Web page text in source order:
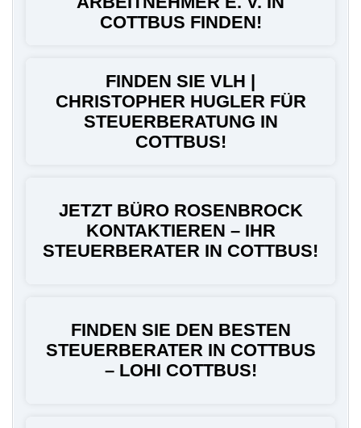
COTTBUS FINDEN!
FINDEN SIE VLH |
CHRISTOPHER HUGLER FÜR
STEUERBERATUNG IN
COTTBUS!
JETZT BÜRO ROSENBROCK
KONTAKTIEREN – IHR
STEUERBERATER IN COTTBUS!
FINDEN SIE DEN BESTEN
STEUERBERATER IN COTTBUS
– LOHI COTTBUS!